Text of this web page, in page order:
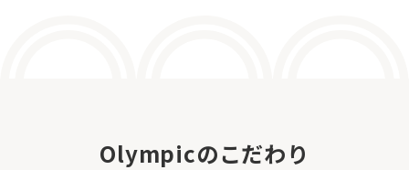
Olympicのこだわり